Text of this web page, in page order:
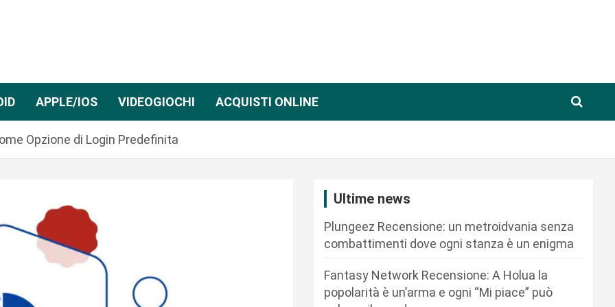
APPLE/IOS VIDEOGIOCHI ACQUISTI ONLINE
Opzione di Login Predefinita
Ultime news
Plungeez Recensione: un metroidvania senza
combattimenti dove ogni stanza è un enigma
Fantasy Network Recensione: A Holua la
popolarità è un’arma e ogni “Mi piace” può